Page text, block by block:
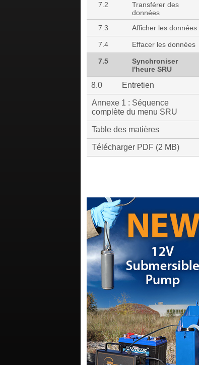
7.2
Transférer des
données
7.3
Afficher les données
7.4 Effacer les données
7.5
Synchroniser
l'heure SRU
8.0 Entretien
Annexe 1 : Séquence
complète du menu SRU
Table des matières
Télécharger PDF (2 MB)